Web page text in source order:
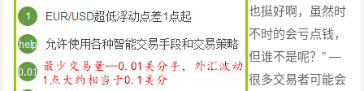
也挺好啊，虽然时
不时的会亏点钱，
但谁不是呢？” —
很多交易者可能会